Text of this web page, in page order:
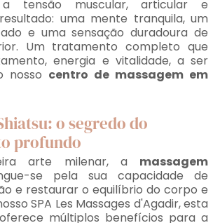
tensão muscular, articular e
uma mente tranquila, um
e uma sensação duradoura de
Um tratamento completo que
energia e vitalidade, a ser
nosso centro de massagem em
o segredo do
profundo
arte milenar, a massagem
se pela sua capacidade de
e restaurar o equilíbrio do corpo e
SPA Les Massages d'Agadir, esta
múltiplos benefícios para a